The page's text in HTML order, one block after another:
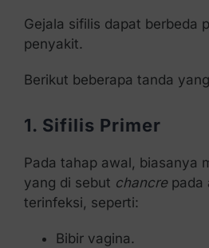
Gejala sifilis dapat berbeda
penyakit.
Berikut beberapa tanda
1. Sifilis Primer
Pada tahap awal, biasanya
yang di sebut chancrepada
terinfeksi, seperti:
Bibir vagina.